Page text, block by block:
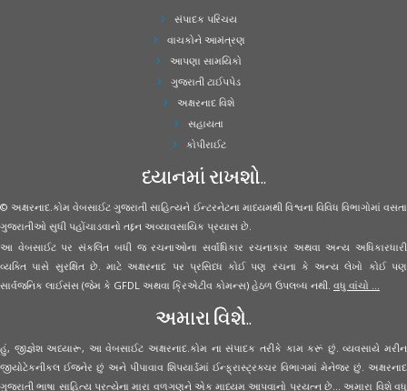
સંપાદક પરિચય
વાચકોને આમંત્રણ
આપણા સામયિકો
ગુજરાતી ટાઈપપેડ
અક્ષરનાદ વિશે
સહાયતા
કોપીરાઈટ
ધ્યાનમાં રાખશો..
© અક્ષરનાદ.કોમ વેબસાઈટ ગુજરાતી સાહિત્યને ઈન્ટરનેટના માધ્યમથી વિશ્વના વિવિધ વિભાગોમાં વસતા
ગુજરાતીઓ સુધી પહોંચાડવાનો તદ્દન અવ્યાવસાયિક પ્રયાસ છે.
આ વેબસાઈટ પર સંકલિત બધી જ રચનાઓના સર્વાધિકાર રચનાકાર અથવા અન્ય અધિકારધારી
વ્યક્તિ પાસે સુરક્ષિત છે. માટે અક્ષરનાદ પર પ્રસિધ્ધ કોઈ પણ રચના કે અન્ય લેખો કોઈ પણ
સાર્વજનિક લાઈસંસ (જેમ કે GFDL અથવા ક્રિએટીવ કોમન્સ) હેઠળ ઉપલબ્ધ નથી. વધુ વાંચો ...
અમારા વિશે..
હું, જીજ્ઞેશ અધ્યારૂ, આ વેબસાઈટ અક્ષરનાદ.કોમ ના સંપાદક તરીકે કામ કરૂં છું. વ્યવસાયે મરીન
જીયોટેકનીકલ ઈજનેર છું અને પીપાવાવ શિપયાર્ડમાં ઈન્ફ્રાસ્ટ્રક્ચર વિભાગમાં મેનેજર છું. અક્ષરનાદ
ગુજરાતી ભાષા સાહિત્ય પ્રત્યેના મારા વળગણને એક માધ્યમ આપવાનો પ્રયત્ન છે... અમારા વિશે વધુ